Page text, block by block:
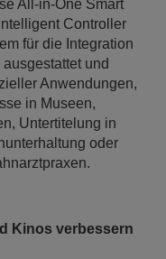
All-in-One Smart
Controller
für die Integration
und
Anwendungen,
in Museen,
Untertitelung in
oder
Kinos verbessern